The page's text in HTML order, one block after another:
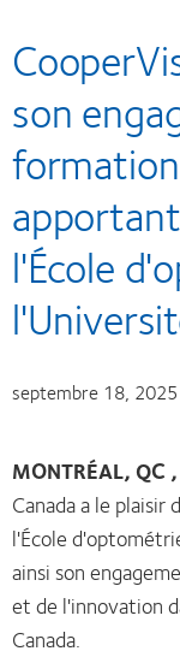
son
l'École
septembre 18, 2025
MONTRÉAL,
Canada a le
l'École
ainsi son
et de l'innovation
Canada.